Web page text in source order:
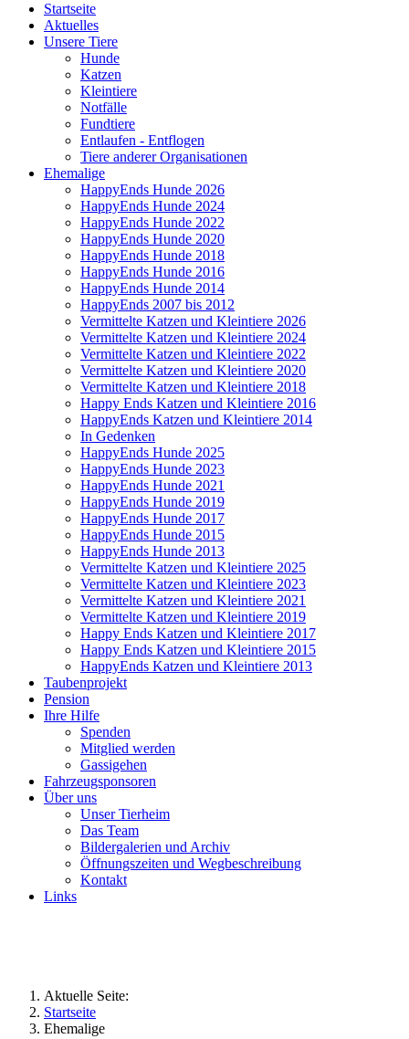
Startseite
Aktuelles
Unsere Tiere
Hunde
Katzen
Kleintiere
Notfälle
Fundtiere
Entlaufen - Entflogen
Tiere anderer Organisationen
Ehemalige
HappyEnds Hunde 2026
HappyEnds Hunde 2024
HappyEnds Hunde 2022
HappyEnds Hunde 2020
HappyEnds Hunde 2018
HappyEnds Hunde 2016
HappyEnds Hunde 2014
HappyEnds 2007 bis 2012
Vermittelte Katzen und Kleintiere 2026
Vermittelte Katzen und Kleintiere 2024
Vermittelte Katzen und Kleintiere 2022
Vermittelte Katzen und Kleintiere 2020
Vermittelte Katzen und Kleintiere 2018
Happy Ends Katzen und Kleintiere 2016
HappyEnds Katzen und Kleintiere 2014
In Gedenken
HappyEnds Hunde 2025
HappyEnds Hunde 2023
HappyEnds Hunde 2021
HappyEnds Hunde 2019
HappyEnds Hunde 2017
HappyEnds Hunde 2015
HappyEnds Hunde 2013
Vermittelte Katzen und Kleintiere 2025
Vermittelte Katzen und Kleintiere 2023
Vermittelte Katzen und Kleintiere 2021
Vermittelte Katzen und Kleintiere 2019
Happy Ends Katzen und Kleintiere 2017
Happy Ends Katzen und Kleintiere 2015
HappyEnds Katzen und Kleintiere 2013
Taubenprojekt
Pension
Ihre Hilfe
Spenden
Mitglied werden
Gassigehen
Fahrzeugsponsoren
Über uns
Unser Tierheim
Das Team
Bildergalerien und Archiv
Öffnungszeiten und Wegbeschreibung
Kontakt
Links
Aktuelle Seite:
Startseite
Ehemalige